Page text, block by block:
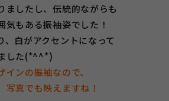
ましたし、伝統的ながらも
気もある振袖姿でした！
、白がアクセントになって
した(*^^*)
ンの振袖なので、
写真でも映えますね！